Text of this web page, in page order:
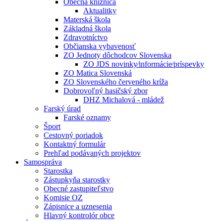
Obecná knižnica
Aktualitky
Materská škola
Základná škola
Zdravotníctvo
Občianska vybavenosť
ZO Jednoty dôchodcov Slovenska
ZO JDS novinky⁄informácie⁄príspevky
ZO Matica Slovenská
ZO Slovenského červeného kríža
Dobrovoľný hasičský zbor
DHZ Michalová - mládež
Farský úrad
Farské oznamy
Šport
Cestovný poriadok
Kontaktný formulár
Prehľad podávaných projektov
Samospráva
Starostka
Zástupkyňa starostky
Obecné zastupiteľstvo
Komisie OZ
Zápisnice a uznesenia
Hlavný kontrolór obce